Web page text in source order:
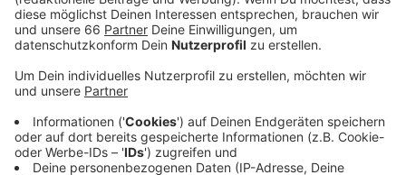
gegeben, sagte ein Stadtsprecher der DPA. In der
Nacht von Samstag auf Sonntag kam es jedoch zu
einem Zwischenfall in der Altstadt.
Veröffentlicht:Montag, 20.07.2020 05:44
Anzeige